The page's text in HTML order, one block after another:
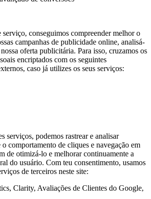
serviço, conseguimos compreender melhor o
campanhas de publicidade online, analisá-
oferta publicitária. Para isso, cruzamos os
encriptados com os seguintes
caso já utilizes os seus serviços:
serviços, podemos rastrear e analisar
o comportamento de cliques e navegação em
de otimizá-lo e melhorar continuamente a
do usuário. Com teu consentimento, usamos
de terceiros neste site:
Clarity, Avaliações de Clientes do Google,